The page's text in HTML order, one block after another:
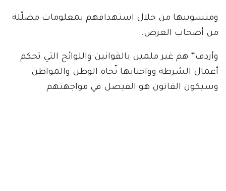
ومنسوبيها من خلال استهدافهم بمعلومات مضلّلة
من أصحاب الغرض.
وأردف” هم غير ملمين بالقوانين واللوائح التي تحكم
أعمال الشرطة وواجباتها تّجاه الوطن والمواطن
وسيكون القانون هو الفيصل في مواجهتهم